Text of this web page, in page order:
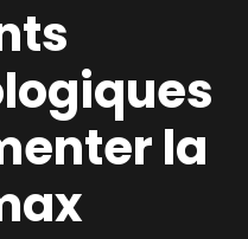
la